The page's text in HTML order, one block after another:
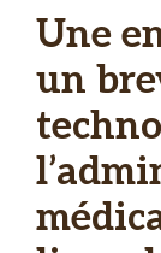
Une
un